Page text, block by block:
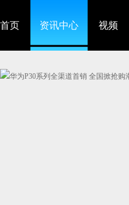
首页 资讯中心 视频